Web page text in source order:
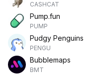
CASHCAT
Pump.fun
PUMP
Pudgy Penguins
PENGU
Bubblemaps
BMT